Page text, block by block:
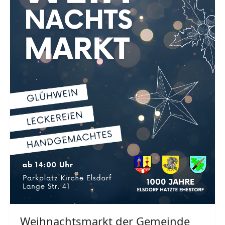
Weihnachtsmarkt der Gemeinde